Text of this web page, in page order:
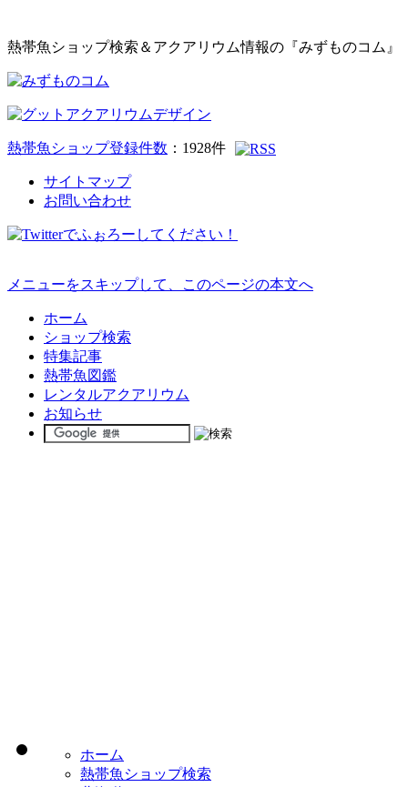
熱帯魚ショップ検索＆アクアリウム情報の『みずものコム』
熱帯魚ショップ登録件数 ： 1928件
サイトマップ
お問い合わせ
メニューをスキップして、このページの本文へ
ホーム
ショップ検索
特集記事
熱帯魚図鑑
レンタルアクアリウム
お知らせ
ホーム
熱帯魚ショップ検索